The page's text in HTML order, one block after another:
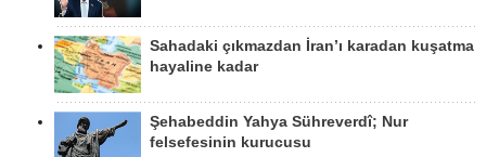
Sahadaki çıkmazdan İran’ı karadan kuşatma
hayaline kadar
Şehabeddin Yahya Sühreverdî; Nur
felsefesinin kurucusu